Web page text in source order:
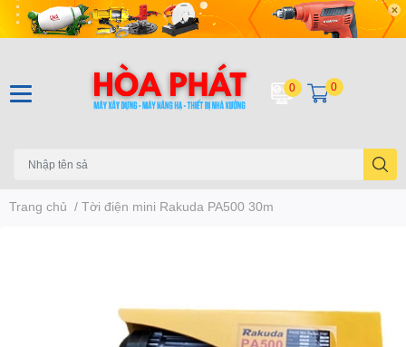
0 0
Trang chủ / Tời điện mini Rakuda PA500 30m